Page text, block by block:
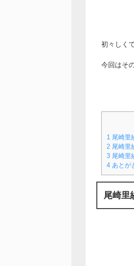
初々しく
今回はそ
1 尾崎里
2 尾崎里
3 尾崎里
4 あとが
尾崎里